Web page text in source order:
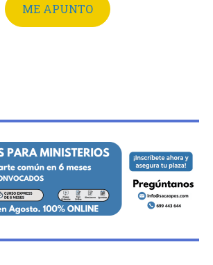
ME APUNTO